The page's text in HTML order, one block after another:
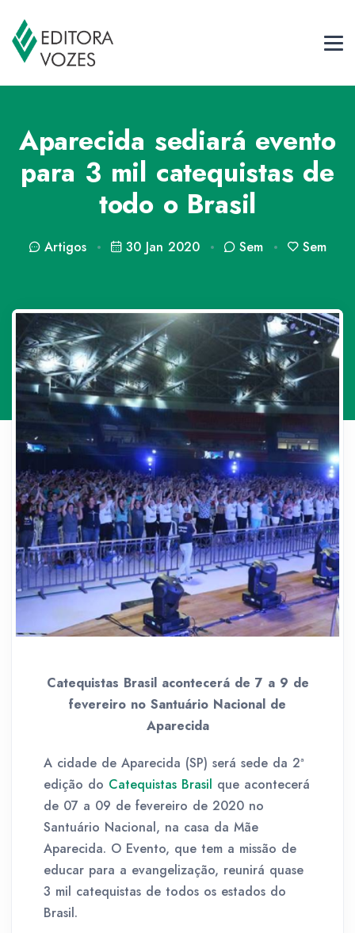
Aparecida sediará evento
para 3 mil catequistas de
todo o Brasil
Artigos 30 Jan 2020 Sem Sem
Catequistas Brasil acontecerá de 7 a 9 de
fevereiro no Santuário Nacional de
Aparecida
A cidade de Aparecida (SP) será sede da 2ª
edição do Catequistas Brasil que acontecerá
de 07 a 09 de fevereiro de 2020 no
Santuário Nacional, na casa da Mãe
Aparecida. O Evento, que tem a missão de
educar para a evangelização, reunirá quase
3 mil catequistas de todos os estados do
Brasil.